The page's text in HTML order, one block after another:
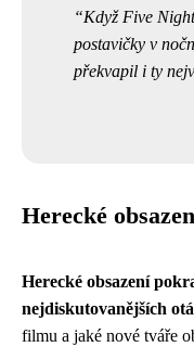
Když Five
postavičky v
překvapil i ty
Herecké
Herecké obsazení
nejdiskutovanějších
filmu a jaké nové tváře